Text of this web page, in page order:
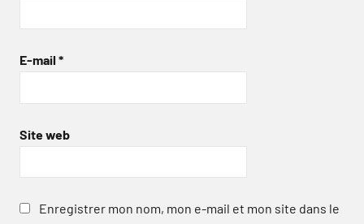
E-mail *
Site web
Enregistrer mon nom, mon e-mail et mon site dans le